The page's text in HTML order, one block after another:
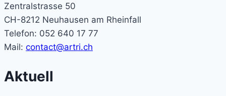
Zentralstrasse 50
CH-8212 Neuhausen am Rheinfall
Telefon: 052 640 17 77
Mail: contact@artri.ch
Aktuell